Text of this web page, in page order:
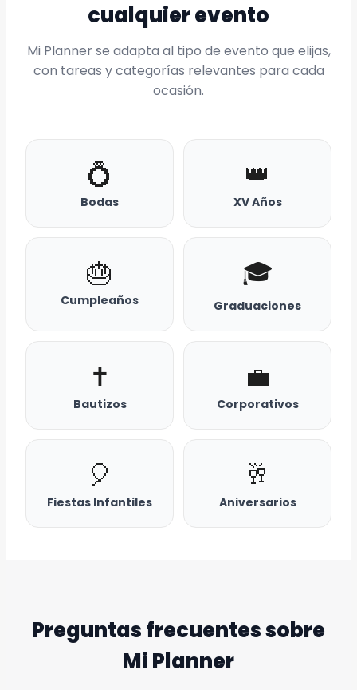
cualquier evento
Mi Planner se adapta al tipo de evento que elijas,
con tareas y categorías relevantes para cada
ocasión.
💍
Bodas
👑
XV Años
🎂
Cumpleaños
🎓
Graduaciones
✝️
Bautizos
💼
Corporativos
🎈
Fiestas Infantiles
🥂
Aniversarios
Preguntas frecuentes sobre
Mi Planner